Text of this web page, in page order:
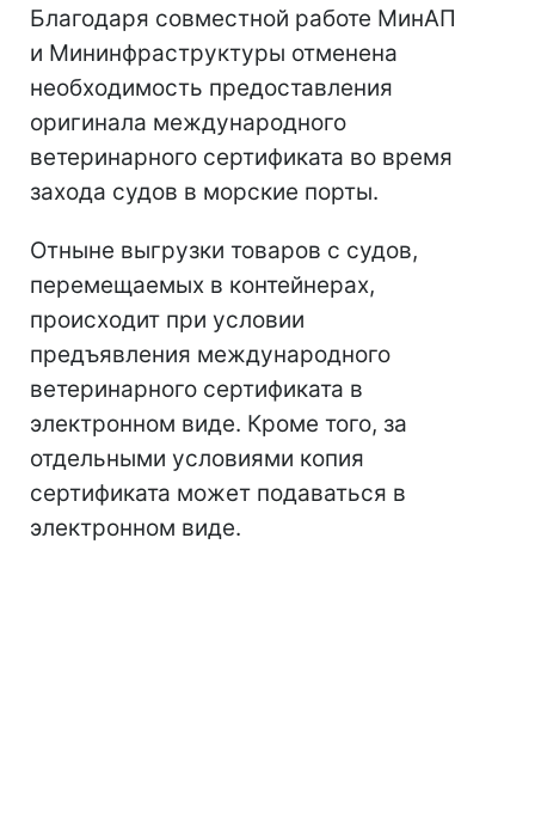
Благодаря совместной работе МинАП
и Мининфраструктуры отменена
необходимость предоставления
оригинала международного
ветеринарного сертификата во время
захода судов в морские порты.
Отныне выгрузки товаров с судов,
перемещаемых в контейнерах,
происходит при условии
предъявления международного
ветеринарного сертификата в
электронном виде. Кроме того, за
отдельными условиями копия
сертификата может подаваться в
электронном виде.